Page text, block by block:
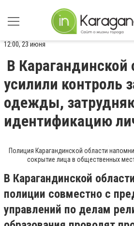
12:00, 23 июня
В Карагандинской
усилили контроль
одежды,
идентификацию
Полиция Карагандинской области
сокрытие лица в общественных
В Карагандинской
полиции совместно с
управлений по делам